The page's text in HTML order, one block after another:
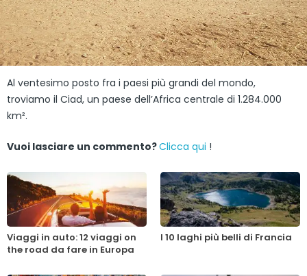
Al ventesimo posto fra i paesi più grandi del mondo,
troviamo il Ciad, un paese dell’Africa centrale di 1.284.000
km².
Vuoi lasciare un commento?Clicca qui !
Viaggi in auto: 12 viaggi on
the road da fare in Europa
I 10 laghi più belli di Francia